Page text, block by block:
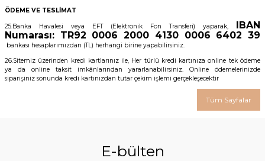
ÖDEME VE TESLİMAT
25.Banka Havalesi veya EFT (Elektronik Fon Transferi) yaparak,
IBAN
Numarası: TR92 0006 2000 4130 0006 6402 39
bankası hesaplarımızdan (TL) herhangi birine yapabilirsiniz.
26.Sitemiz üzerinden kredi kartlarınız ile, Her türlü kredi kartınıza online tek ödeme
ya da online taksit imkânlarından yararlanabilirsiniz. Online ödemelerinizde
siparişiniz sonunda kredi kartınızdan tutar çekim işlemi gerçekleşecektir
Tüm Sayfalar
E-bülten